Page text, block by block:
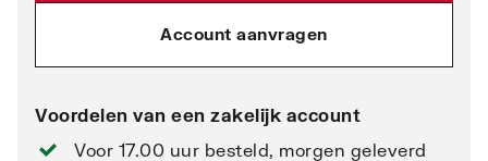
Account aanvragen
Voordelen van een zakelijk account
Voor 17.00 uur besteld, morgen geleverd